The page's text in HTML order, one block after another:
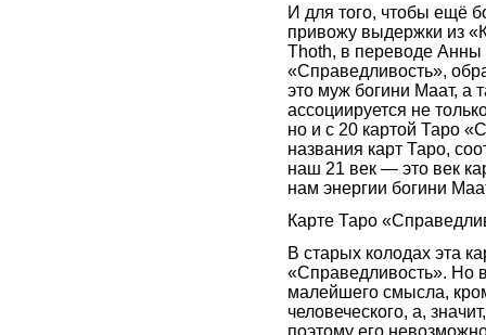
И для того, чтобы ещё
привожу выдержки из
Thoth, в переводе Анны
«Справедливость»,
это муж богини Маат, а
ассоциируется не
но и с 20 картой Таро
названия карт Таро,
наш 21 век — это век
нам энергии богини
Карте Таро
В старых колодах эта
«Справедливость». Но
малейшего смысла,
человеческого, а,
поэтому его